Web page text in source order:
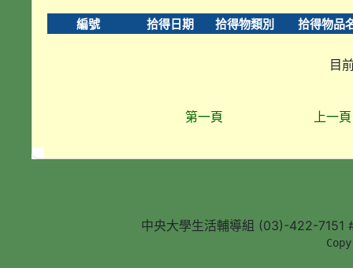
編號 拾得日期 拾得物類別 拾得物品
目
第一頁 上一頁
中央大學生活輔導組 (03)-422-7151